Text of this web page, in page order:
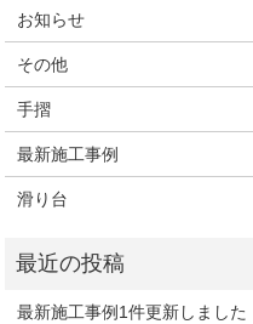
お知らせ
その他
手摺
最新施工事例
滑り台
最新施工事例1件更新しました